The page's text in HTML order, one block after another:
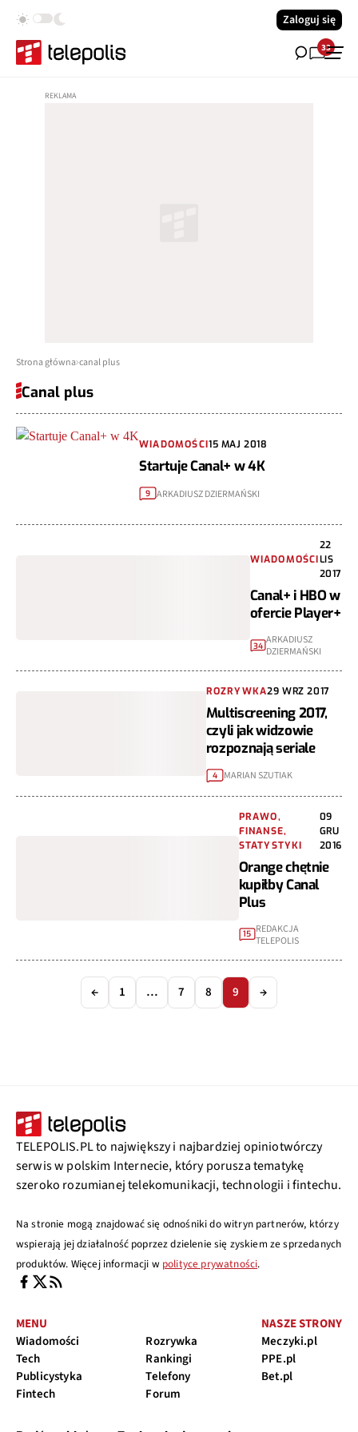
Zaloguj się
33
Strona główna canal plus
Canal plus
WIADOMOŚCI15 MAJ 2018
Startuje Canal+ w 4K
9 ARKADIUSZ DZIERMAŃSKI
WIADOMOŚCI
22
LIS
2017
Canal+ i HBO w
ofercie Player+
34 ARKADIUSZ
DZIERMAŃSKI
ROZRYWKA29 WRZ 2017
Multiscreening 2017,
czyli jak widzowie
rozpoznają seriale
4 MARIAN SZUTIAK
PRAWO,
FINANSE,
STATYSTYKI
09
GRU
2016
Orange chętnie
kupiłby Canal
Plus
15 REDAKCJA
TELEPOLIS
← 1 … 7 8 9 →
TELEPOLIS.PL to największy i najbardziej opiniotwórczy
serwis w polskim Internecie, który porusza tematykę
szeroko rozumianej telekomunikacji, technologii i fintechu.
Na stronie mogą znajdować się odnośniki do witryn partnerów, którzy
wspierają jej działalność poprzez dzielenie się zyskiem ze sprzedanych
produktów. Więcej informacji w polityce prywatności.
MENU
Wiadomości
Tech
Publicystyka
Fintech
Rozrywka
Rankingi
Telefony
Forum
NASZE STRONY
Meczyki.pl
PPE.pl
Bet.pl